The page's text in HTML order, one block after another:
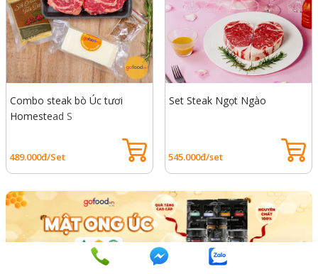
Combo steak bò Úc tươi
Homestead S
489.000đ/Set
Set Steak Ngọt Ngào
545.000đ/set